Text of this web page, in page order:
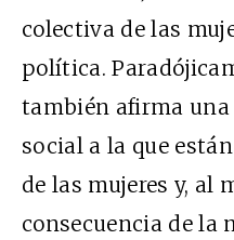
colectiva de las
política.
también afirma
social a la que
de las mujeres y, al
consecuencia de la